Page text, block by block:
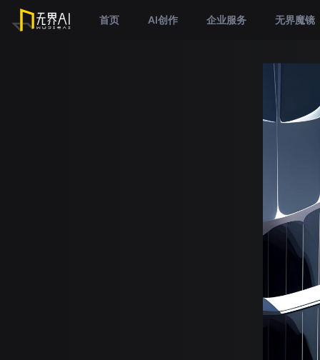
首页 AI创作 企业服务 无界魔镜